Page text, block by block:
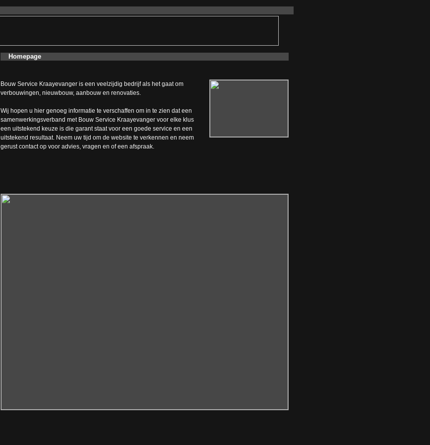
Homepage
Bouw Service Kraayevanger is een veelzijdig bedrijf als het gaat om
verbouwingen, nieuwbouw, aanbouw en renovaties.
Wij hopen u hier genoeg informatie te verschaffen om in te zien dat een
samenwerkingsverband met Bouw Service Kraayevanger voor elke klus
een uitstekend keuze is die garant staat voor een goede service en een
uitstekend resultaat. Neem uw tijd om de website te verkennen en neem
gerust contact op voor advies, vragen en of een afspraak.